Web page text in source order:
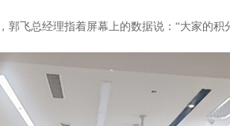
郭飞总经理指着屏幕上的数据说：“大家的